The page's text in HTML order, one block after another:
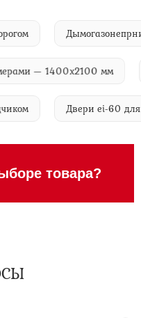
— 1400х2100 мм
Двери ei-60
товара?